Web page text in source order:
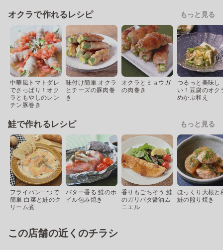
オクラで作れるレシピ もっと見る
中華風トマトダレ
でさっぱり！オク
ラともやしのレン
チン豚巻き
味付け簡単 オクラ
とチーズの豚肉巻
き
オクラとミョウガ
の肉巻き
つるっと美味し
い！豆腐のオク
めかぶ和え
鮭で作れるレシピ もっと見る
フライパン一つで
簡単 白菜と鮭のク
リーム煮
バター香る 鮭のホ
イル包み焼き
香りもごちそう 鮭
のガリバタ醤油ム
ニエル
ほっくり大根と
鮭の照り焼き
この店舗の近くのチラシ